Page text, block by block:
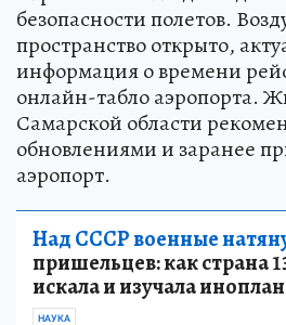
безопасности полетов.
пространство открыто,
информация о времени
онлайн-табло аэропорта.
Самарской области
обновлениями и заранее
аэропорт.
Над СССР военные
пришельцев: как страна
искала и изучала
НАУКА